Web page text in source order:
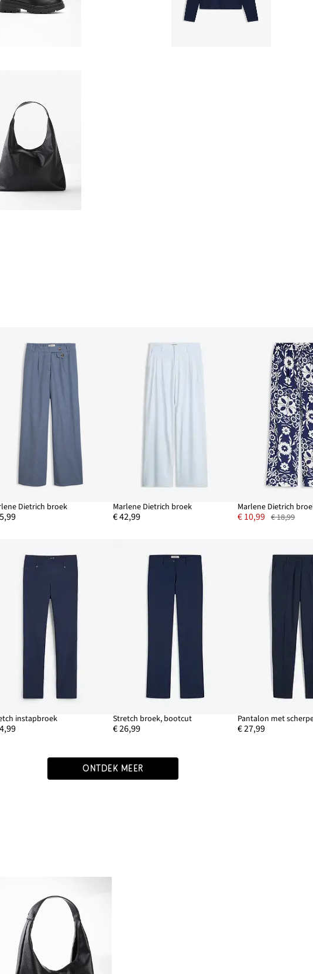
Dietrich broek Marlene Dietrich broek
€ 42,99 € 10,99 € 18,99
instapbroek Stretch broek, bootcut
€ 26,99
Pantalon met
€ 27,99
ONTDEK MEER